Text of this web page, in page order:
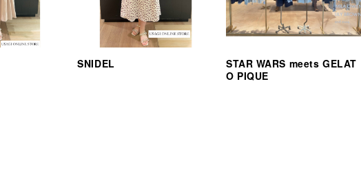
SNIDEL
STAR WARS meets GELAT
O PIQUE